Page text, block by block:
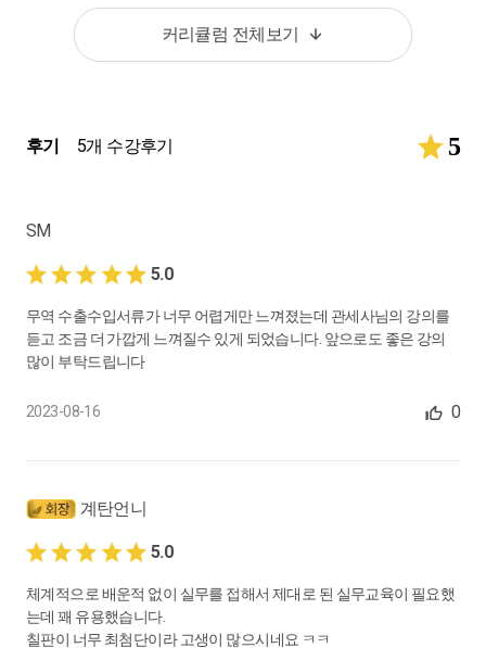
커리큘럼 전체보기
후기 5개 수강후기 5
SM
5.0
무역 수출수입서류가 너무 어렵게만 느껴졌는데 관세사님의 강의를
듣고 조금 더 가깝게 느껴질수 있게 되었습니다. 앞으로도 좋은 강의
많이 부탁드립니다
2023-08-16 0
계탄언니
5.0
체계적으로 배운적 없이 실무를 접해서 제대로 된 실무교육이 필요했
는데 꽤 유용했습니다.
칠판이 너무 최첨단이라 고생이 많으시네요 ㅋㅋ